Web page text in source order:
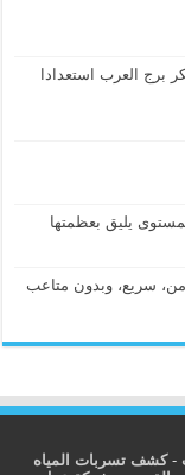
برج العرب استعدادا
يليق بعظمتها
سريع، وبدون متاعب
-كشف تسربات المياه